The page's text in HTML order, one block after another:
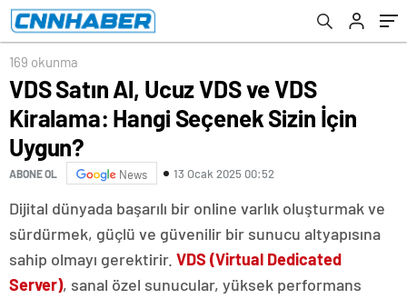
169 okunma
VDS Satın Al, Ucuz VDS ve VDS
Kiralama: Hangi Seçenek Sizin İçin
Uygun?
ABONE OL News 13 Ocak 2025 00:52
Dijital dünyada başarılı bir online varlık oluşturmak ve
sürdürmek, güçlü ve güvenilir bir sunucu altyapısına
sahip olmayı gerektirir. VDS (Virtual Dedicated
Server), sanal özel sunucular, yüksek performans